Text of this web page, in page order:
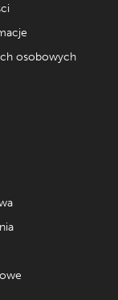
osobowych